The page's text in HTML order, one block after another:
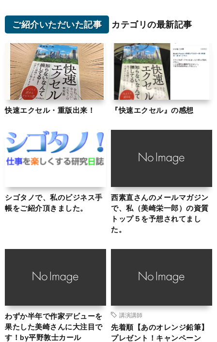
ご紹介いただいた記事 カテゴリの最新記事
快速エクセル・重版出来！ 『快速エクセル』の感想
シゴタノで、私のビジネス手
帳をご紹介頂きました。
西素直さんのメールマガジン
で、私（美崎栄一郎）の資質
トップ５を予想されてまし
た。
わずか半年で作家デビューを
果たした美崎さんに大注目で
す！by平野敦士カール
講演講師
先着順【あのオレンジ鉛筆】
プレゼント！キャンペーン